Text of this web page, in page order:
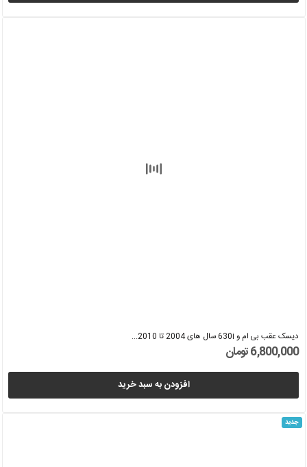
دیسک عقب بی ام و 630i سال های 2004 تا 2010...
6,800,000 تومان
افزودن به سبد خرید
جدید